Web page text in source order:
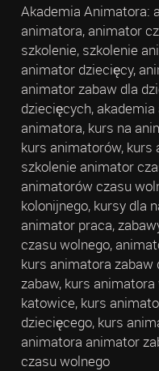
Akademia Animatora:
animatora, animator
szkolenie, szkolenie
animator dziecięcy,
animator zabaw dla
dziecięcych,
animatora, kurs na
kurs animatorów, kurs
szkolenie animator
animatorów czasu
kolonijnego, kursy dla
animator praca,
czasu wolnego,
kurs animatora zabaw
zabaw, kurs
katowice, kurs
dziecięcego, kurs
animatora animator
czasu wolnego